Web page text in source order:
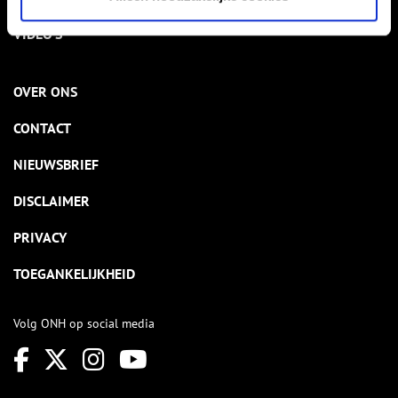
VIDEO’S
OVER ONS
CONTACT
NIEUWSBRIEF
DISCLAIMER
PRIVACY
TOEGANKELIJKHEID
Volg ONH op social media